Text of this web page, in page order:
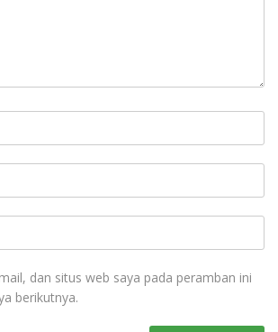
dan situs web saya pada peramban ini
berikutnya.